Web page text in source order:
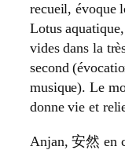
recueil, évoque
Lotus
vides dans la
second
musique). Le
donne vie et
Anjan, 安然 en